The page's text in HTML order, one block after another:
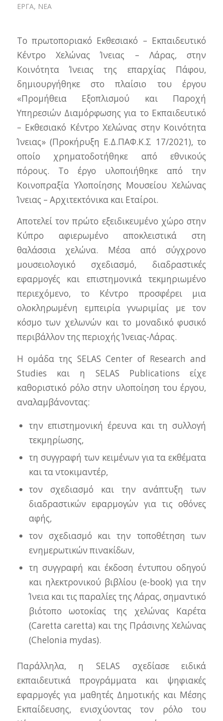
ΈΡΓΑ, ΝΈΑ
Το πρωτοποριακό Εκθεσιακό – Εκπαιδευτικό
Κέντρο Χελώνας Ίνειας – Λάρας, στην
Κοινότητα Ίνειας της επαρχίας Πάφου,
δημιουργήθηκε στο πλαίσιο του έργου
«Προμήθεια Εξοπλισμού και Παροχή
Υπηρεσιών Διαμόρφωσης για το Εκπαιδευτικό
– Εκθεσιακό Κέντρο Χελώνας στην Κοινότητα
Ίνειας» (Προκήρυξη Ε.Δ.ΠΑΦ.Κ.Σ 17/2021), το
οποίο χρηματοδοτήθηκε από εθνικούς
πόρους. Το έργο υλοποιήθηκε από την
Κοινοπραξία Υλοποίησης Μουσείου Χελώνας
Ίνειας – Αρχιτεκτόνικα και Εταίροι.
Αποτελεί τον πρώτο εξειδικευμένο χώρο στην
Κύπρο αφιερωμένο αποκλειστικά στη
θαλάσσια χελώνα. Μέσα από σύγχρονο
μουσειολογικό σχεδιασμό, διαδραστικές
εφαρμογές και επιστημονικά τεκμηριωμένο
περιεχόμενο, το Κέντρο προσφέρει μια
ολοκληρωμένη εμπειρία γνωριμίας με τον
κόσμο των χελωνών και το μοναδικό φυσικό
περιβάλλον της περιοχής Ίνειας-Λάρας.
Η ομάδα της SELAS Center of Research and
Studies και η SELAS Publications είχε
καθοριστικό ρόλο στην υλοποίηση του έργου,
αναλαμβάνοντας:
την επιστημονική έρευνα και τη συλλογή
τεκμηρίωσης,
τη συγγραφή των κειμένων για τα εκθέματα
και τα ντοκιμαντέρ,
τον σχεδιασμό και την ανάπτυξη των
διαδραστικών εφαρμογών για τις οθόνες
αφής,
τον σχεδιασμό και την τοποθέτηση των
ενημερωτικών πινακίδων,
τη συγγραφή και έκδοση έντυπου οδηγού
και ηλεκτρονικού βιβλίου (e-book) για την
Ίνεια και τις παραλίες της Λάρας, σημαντικό
βιότοπο ωοτοκίας της χελώνας Καρέτα
(Caretta caretta) και της Πράσινης Χελώνας
(Chelonia mydas).
Παράλληλα, η SELAS σχεδίασε ειδικά
εκπαιδευτικά προγράμματα και ψηφιακές
εφαρμογές για μαθητές Δημοτικής και Μέσης
Εκπαίδευσης, ενισχύοντας τον ρόλο του